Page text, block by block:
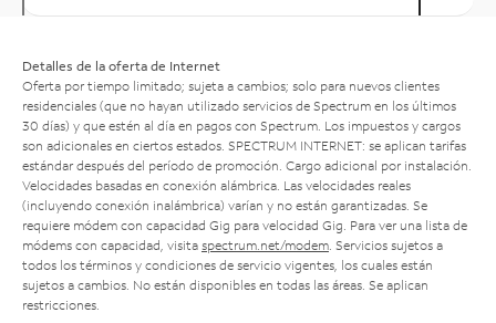
Detalles de la oferta de Internet
Oferta por tiempo limitado; sujeta a cambios; solo para nuevos clientes
residenciales (que no hayan utilizado servicios de Spectrum en los últimos
30 días) y que estén al día en pagos con Spectrum. Los impuestos y cargos
son adicionales en ciertos estados. SPECTRUM INTERNET: se aplican tarifas
estándar después del período de promoción. Cargo adicional por instalación.
Velocidades basadas en conexión alámbrica. Las velocidades reales
(incluyendo conexión inalámbrica) varían y no están garantizadas. Se
requiere módem con capacidad Gig para velocidad Gig. Para ver una lista de
módems con capacidad, visita spectrum.net/modem . Servicios sujetos a
todos los términos y condiciones de servicio vigentes, los cuales están
sujetos a cambios. No están disponibles en todas las áreas. Se aplican
restricciones.